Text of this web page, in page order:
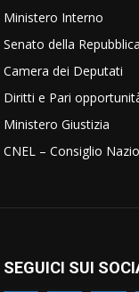
Ministero Interno
Senato della Repubblica
Camera dei Deputati
Diritti e Pari
Ministero Giustizia
CNEL – Consiglio
SEGUICI SUI